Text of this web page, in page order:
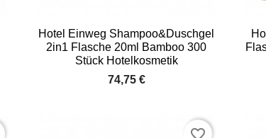
Hotel Einweg Shampoo&Duschgel
2in1 Flasche 20ml Bamboo 300
Stück Hotelkosmetik
74,75 €
Vorschau
favorite_border